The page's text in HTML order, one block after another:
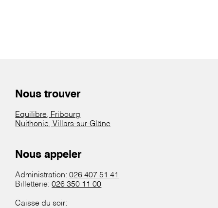
Nous trouver
Equilibre, Fribourg
Nuithonie, Villars-sur-Glâne
Nous appeler
Administration:026 407 51 41
Billetterie:026 350 11 00
Caisse du soir: